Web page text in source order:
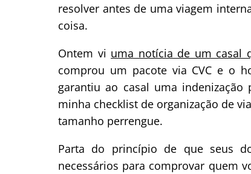
resolver antes de uma viagem
coisa.
Ontem vi uma notícia de um casal
comprou um pacote via CVC e o
garantiu ao casal uma
minha checklist de organização de
tamanho perrengue.
Parta do princípio de que seus
necessários para comprovar quem